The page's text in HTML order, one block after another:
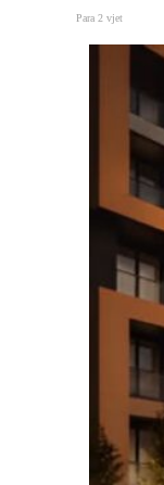
Para 2 vjet